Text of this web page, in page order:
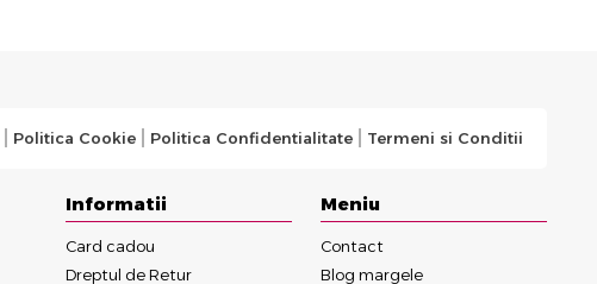
Politica Cookie Politica Confidentialitate Termeni si Conditii
Informatii
Card cadou
Dreptul de Retur
Meniu
Contact
Blog margele